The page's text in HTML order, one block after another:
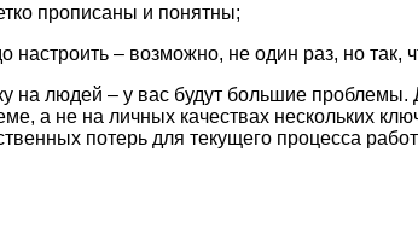
прописаны и понятны;
– возможно, не один раз, но
на людей – у вас будут большие проблемы.
а не на личных качествах нескольких
потерь для текущего процесса